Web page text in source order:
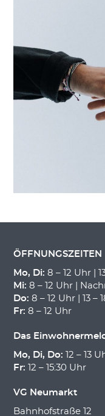
ÖFFNUNGSZEITEN
Mo, Di: 8 – 12 Uhr |
Mi: 8 – 12 Uhr |
Do: 8 – 12 Uhr | 13 –
Fr: 8 – 12 Uhr
Das
Mo, Di, Do: 12 – 13
Fr: 12 – 15:30 Uhr
VG Neumarkt
Bahnhofstraße 12